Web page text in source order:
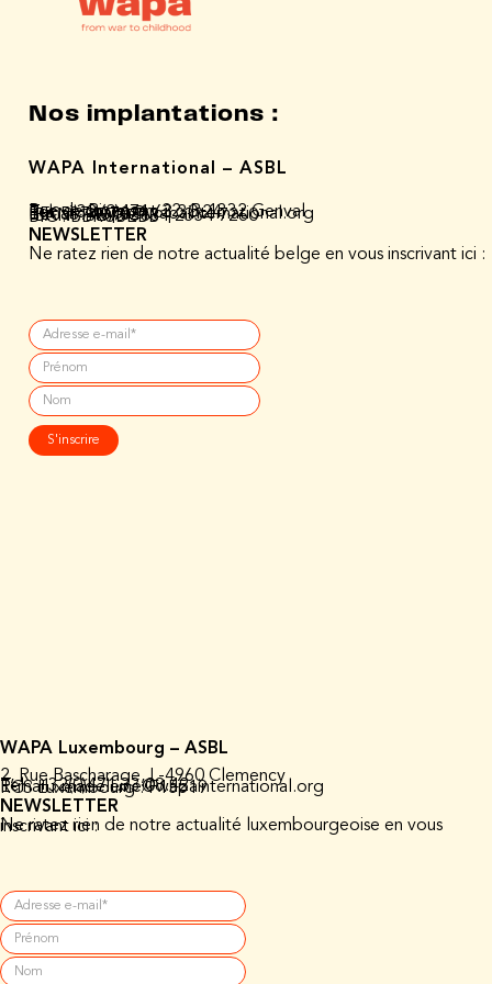
Nos implantations :
WAPA International – ASBL
Rue de Rixensart 22, B-1332 Genval
Tel :+32 (0)471.63.30.24
E-mail : wapa@wapainternational.org
BE0537407021
IBAN : BE73 3631 2334 7260
BIC : BBRUBEBB
NEWSLETTER
Ne ratez rien de notre actualité belge en vous inscrivant ici :
WAPA Luxembourg – ASBL
2, Rue Bascharage, L-4960 Clemency
Tel : +32(0)471.33.08.42
E-mail : madeleine@wapainternational.org
RCS Luxembourg : F15519
NEWSLETTER
Ne ratez rien de notre actualité luxembourgeoise en vous inscrivant ici :